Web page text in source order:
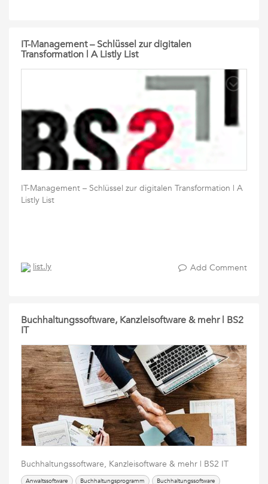
IT-Management – Schlüssel zur digitalen
Transformation | A Listly List
IT-Management – Schlüssel zur digitalen Transformation | A
Listly List
list.ly Add Comment
Buchhaltungssoftware, Kanzleisoftware & mehr | BS2
IT
Buchhaltungssoftware, Kanzleisoftware & mehr | BS2 IT
Anwaltssoftware Buchhaltungsprogramm Buchhaltungssoftware